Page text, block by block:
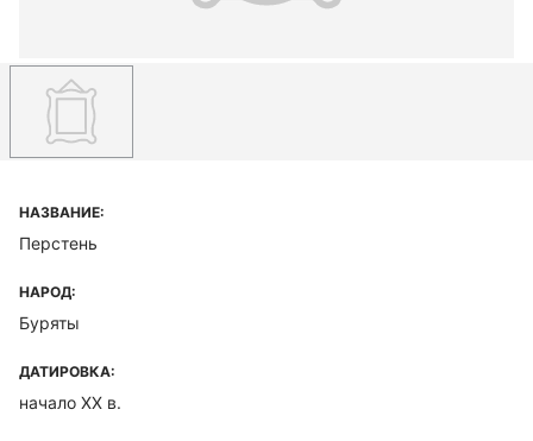
НАЗВАНИЕ:
Перстень
НАРОД:
Буряты
ДАТИРОВКА:
начало ХХ в.